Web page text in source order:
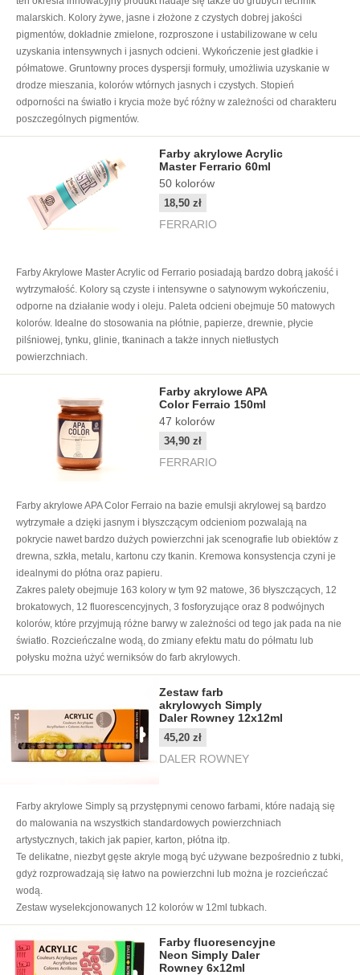
malarskich. Kolory żywe, jasne i złożone z czystych dobrej jakości
pigmentów, dokładnie zmielone, rozproszone i ustabilizowane w celu
uzyskania intensywnych i jasnych odcieni. Wykończenie jest gładkie i
półmatowe. Gruntowny proces dyspersji formuły, umożliwia uzyskanie w
drodze mieszania, kolorów wtórnych jasnych i czystych. Stopień
odporności na światło i krycia może być różny w zależności od charakteru
poszczególnych pigmentów.
Farby akrylowe Acrylic
Master Ferrario 60ml
50 kolorów
18,50 zł
FERRARIO
Farby Akrylowe Master Acrylic od Ferrario posiadają bardzo dobrą jakość i
wytrzymałość. Kolory są czyste i intensywne o satynowym wykończeniu,
odporne na działanie wody i oleju. Paleta odcieni obejmuje 50 matowych
kolorów. Idealne do stosowania na płótnie, papierze, drewnie, płycie
pilśniowej, tynku, glinie, tkaninach a także innych nietłustych
powierzchniach.
Farby akrylowe APA
Color Ferraio 150ml
47 kolorów
34,90 zł
FERRARIO
Farby akrylowe APA Color Ferraio na bazie emulsji akrylowej są bardzo
wytrzymałe a dzięki jasnym i błyszczącym odcieniom pozwalają na
pokrycie nawet bardzo dużych powierzchni jak scenografie lub obiektów z
drewna, szkła, metalu, kartonu czy tkanin. Kremowa konsystencja czyni je
idealnymi do płótna oraz papieru.
Zakres palety obejmuje 163 kolory w tym 92 matowe, 36 błyszczących, 12
brokatowych, 12 fluorescencyjnych, 3 fosforyzujące oraz 8 podwójnych
kolorów, które przyjmują różne barwy w zależności od tego jak pada na nie
światło. Rozcieńczalne wodą, do zmiany efektu matu do półmatu lub
połysku można użyć werniksów do farb akrylowych.
Zestaw farb
akrylowych Simply
Daler Rowney 12x12ml
45,20 zł
DALER ROWNEY
Farby akrylowe Simply są przystępnymi cenowo farbami, które nadają się
do malowania na wszystkich standardowych powierzchniach
artystycznych, takich jak papier, karton, płótna itp.
Te delikatne, niezbyt gęste akryle mogą być używane bezpośrednio z tubki,
gdyż rozprowadzają się łatwo na powierzchni lub można je rozcieńczać
wodą.
Zestaw wyselekcjonowanych 12 kolorów w 12ml tubkach.
Farby fluoresencyjne
Neon Simply Daler
Rowney 6x12ml